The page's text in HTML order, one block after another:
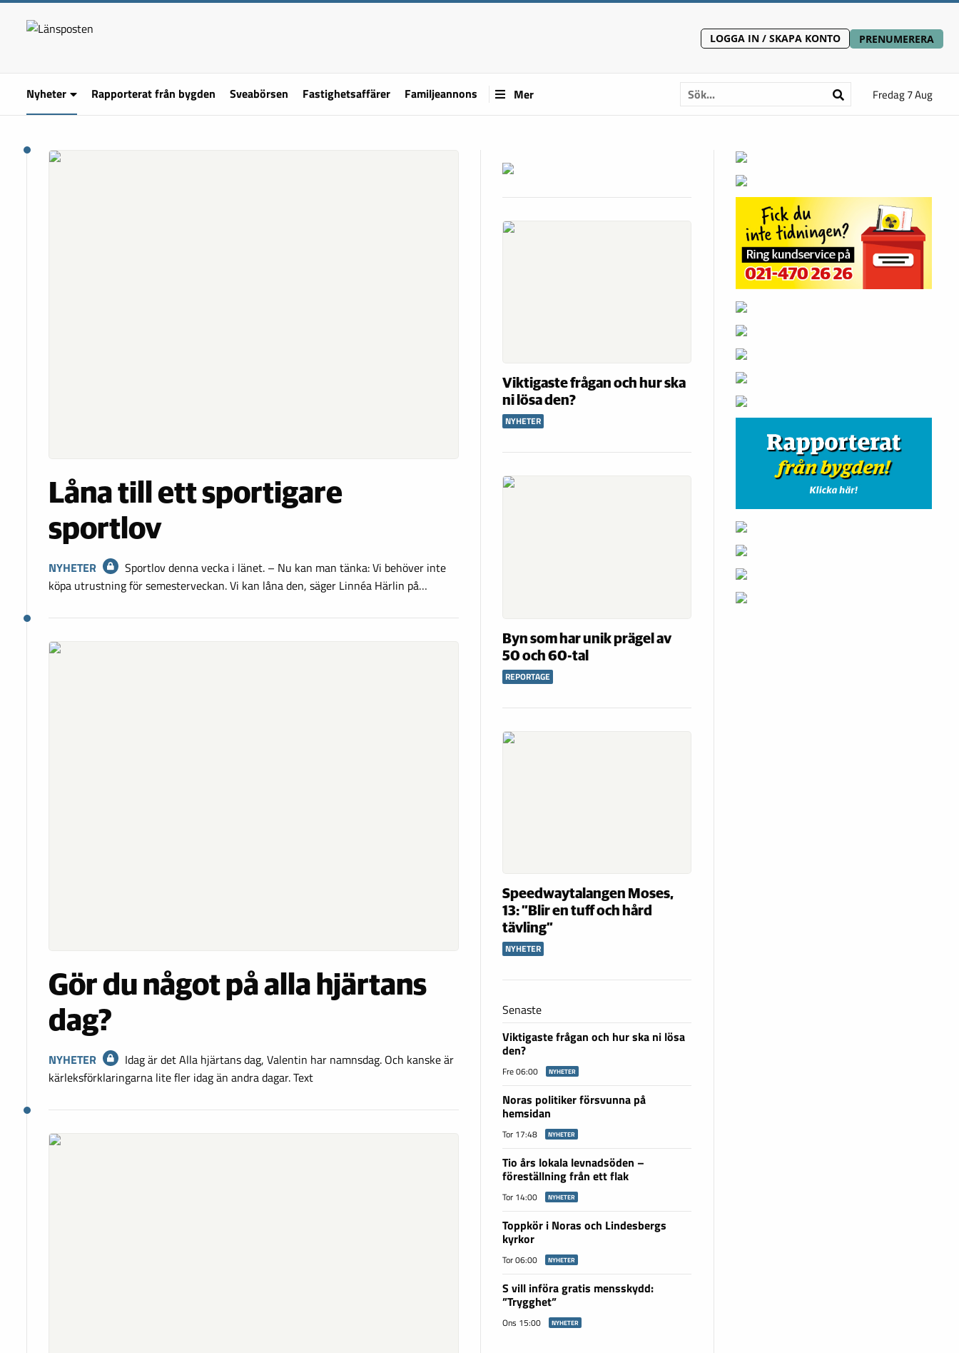
LOGGA IN / SKAPA KONTO PRENUMERERA
Nyheter Rapporterat från bygden Sveabörsen Fastighetsaffärer Familjeannons Mer Fredag 7 Aug
Låna till ett sportigare
sportlov
NYHETER
Sportlov denna vecka i länet. – Nu kan man tänka: Vi behöver inte
köpa utrustning för semesterveckan. Vi kan låna den, säger Linnéa Härlin på…
Gör du något på alla hjärtans
dag?
NYHETER
Idag är det Alla hjärtans dag, Valentin har namnsdag. Och kanske är
kärleksförklaringarna lite fler idag än andra dagar. Text
Viktigaste frågan och hur ska
ni lösa den?
NYHETER
Byn som har unik prägel av
50 och 60-tal
REPORTAGE
Speedwaytalangen Moses,
13: ”Blir en tuff och hård
tävling”
NYHETER
Senaste
Viktigaste frågan och hur ska ni lösa
den?
Fre 06:00 NYHETER
Noras politiker försvunna på
hemsidan
Tor 17:48 NYHETER
Tio års lokala levnadsöden –
föreställning från ett flak
Tor 14:00 NYHETER
Toppkör i Noras och Lindesbergs
kyrkor
Tor 06:00 NYHETER
S vill införa gratis mensskydd:
”Trygghet”
Ons 15:00 NYHETER